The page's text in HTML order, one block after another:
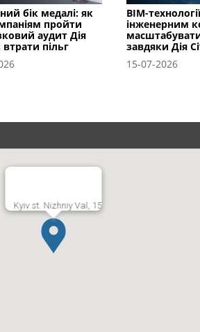
бік медалі: як
пройти
аудит Дія
втрати пільг
BIM-
інженерним
завдяки Дія
15-07-2026
Kyiv st. Nizhniy Val, 15